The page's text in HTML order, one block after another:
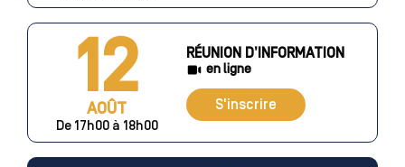
12
AOÛT
De 17h00 à 18h00
RÉUNION D’INFORMATION
en ligne
S'inscrire